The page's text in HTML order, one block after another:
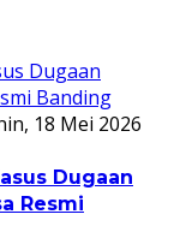
18 Mei 2026
Dugaan
Resmi